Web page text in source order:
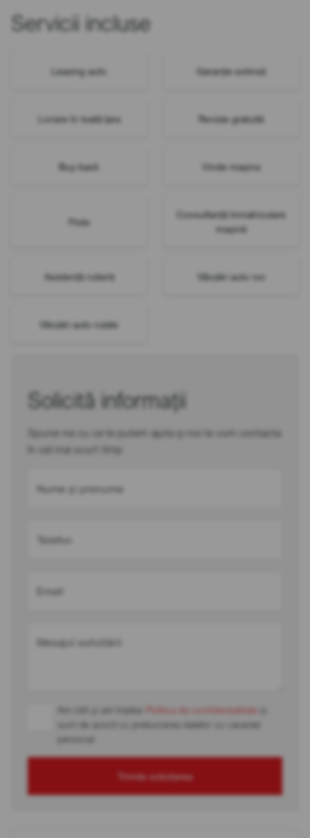
Servicii incluse
Leasing auto Garanție extinsă
Livrare în toată țara Revizie gratuită
Buy-back Vinde mașina
Flote
Consultanță înmatriculare
mașină
Asistență rutieră Vânzări auto noi
Vânzări auto rulate
Solicită informații
Spune-ne cu ce te putem ajuta și noi te vom contacta
în cel mai scurt timp
Nume și prenume
Telefon
Email
Mesajul solicitării
Am citit și am înțeles Politica de confidențialitate
sunt de acord cu prelucrarea datelor cu caracter
personal
Trimite solicitarea